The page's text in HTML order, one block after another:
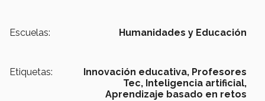
Escuelas: Humanidades y Educación
Etiquetas: Innovación educativa, Profesores
Tec, Inteligencia artificial,
Aprendizaje basado en retos